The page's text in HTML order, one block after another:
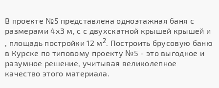
В проекте №5 представлена одноэтажная баня с
размерами 4х3 м, с с двухскатной крышей крышей и
, площадь постройки 12 м2. Построить брусовую баню
в Курске по типовому проекту №5 - это выгодное и
разумное решение, учитывая великолепное
качество этого материала.